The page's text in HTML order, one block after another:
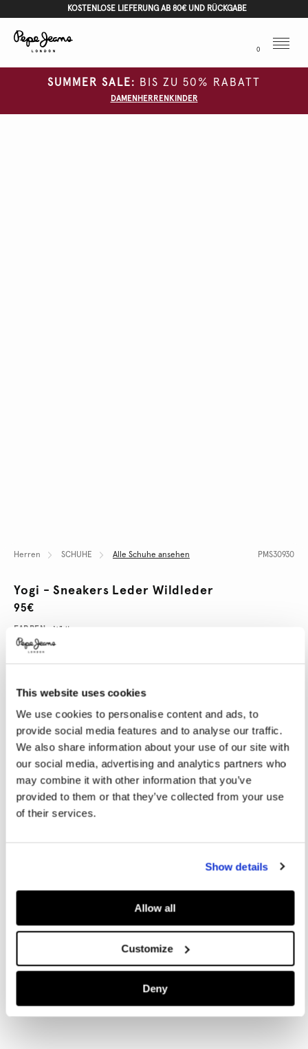
This website uses cookies
We use cookies to personalise content and ads, to
provide social media features and to analyse our traffic.
We also share information about your use of our site with
our social media, advertising and analytics partners who
may combine it with other information that you’ve
provided to them or that they’ve collected from your use
of their services.
Show details
Allow all
Customize
Deny
KOSTENLOSE LIEFERUNG AB 80€ UND RÜCKGABE
0
Menu
SUMMER SALE: BIS ZU 50% RABATT
DAMEN HERREN KINDER
Herren SCHUHE Alle Schuhe ansehen PMS30930
Yogi - Sneakers Leder Wildleder
95€
Variations
FARBEN: White
GRÖßE AUSWÄHLEN:
40 41 42 43 44
45 46
Größentabelle
Lieferung in 3-5
Kostenlose Abholung
Kostenlose lieferung ab 80€.
ARTIKEL DETAILS